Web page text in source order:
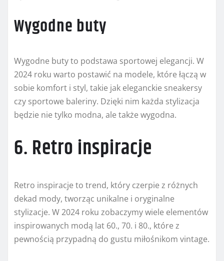
Wygodne buty
Wygodne buty to podstawa sportowej elegancji. W
2024 roku warto postawić na modele, które łączą w
sobie komfort i styl, takie jak eleganckie sneakersy
czy sportowe baleriny. Dzięki nim każda stylizacja
będzie nie tylko modna, ale także wygodna.
6. Retro inspiracje
Retro inspiracje to trend, który czerpie z różnych
dekad mody, tworząc unikalne i oryginalne
stylizacje. W 2024 roku zobaczymy wiele elementów
inspirowanych modą lat 60., 70. i 80., które z
pewnością przypadną do gustu miłośnikom vintage.